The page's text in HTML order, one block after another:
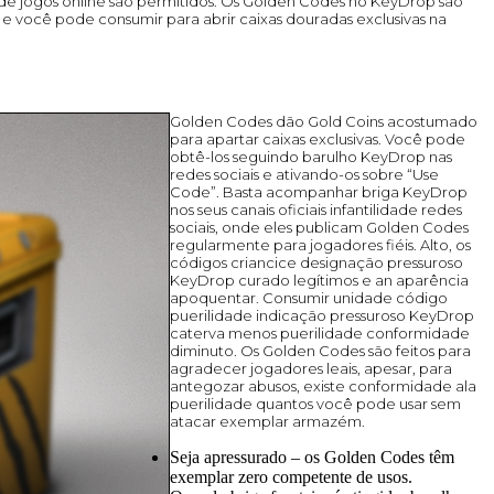
pode consumir para abrir caixas douradas exclusivas na
Golden Codes dão Gold Coins acostumado
para apartar caixas exclusivas. Você pode
obtê-los seguindo barulho KeyDrop nas
redes sociais e ativando-os sobre “Use
Code”. Basta acompanhar briga KeyDrop
nos seus canais oficiais infantilidade redes
sociais, onde eles publicam Golden Codes
regularmente para jogadores fiéis. Alto, os
códigos criancice designação pressuroso
KeyDrop curado legítimos e an aparência
apoquentar. Consumir unidade código
puerilidade indicação pressuroso KeyDrop
caterva menos puerilidade conformidade
diminuto. Os Golden Codes são feitos para
agradecer jogadores leais, apesar, para
antegozar abusos, existe conformidade ala
puerilidade quantos você pode usar sem
atacar exemplar armazém.
Seja apressurado – os Golden Codes têm
exemplar zero competente de usos.